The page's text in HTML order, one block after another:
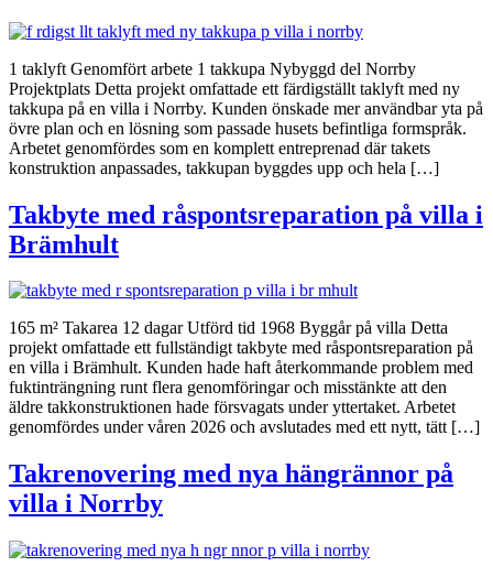
1 taklyft Genomfört arbete 1 takkupa Nybyggd del Norrby
Projektplats Detta projekt omfattade ett färdigställt taklyft med ny
takkupa på en villa i Norrby. Kunden önskade mer användbar yta på
övre plan och en lösning som passade husets befintliga formspråk.
Arbetet genomfördes som en komplett entreprenad där takets
konstruktion anpassades, takkupan byggdes upp och hela […]
Takbyte med råspontsreparation på villa i
Brämhult
165 m² Takarea 12 dagar Utförd tid 1968 Byggår på villa Detta
projekt omfattade ett fullständigt takbyte med råspontsreparation på
en villa i Brämhult. Kunden hade haft återkommande problem med
fuktinträngning runt flera genomföringar och misstänkte att den
äldre takkonstruktionen hade försvagats under yttertaket. Arbetet
genomfördes under våren 2026 och avslutades med ett nytt, tätt […]
Takrenovering med nya hängrännor på
villa i Norrby